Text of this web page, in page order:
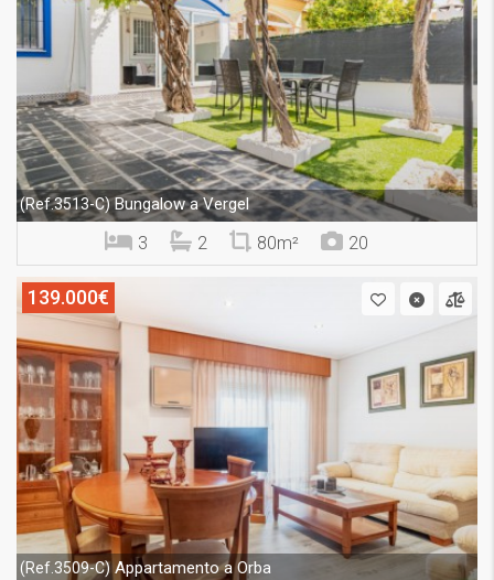
(Ref.3513-C)Bungalow a Vergel
3 2 80m² 20
139.000€
(Ref.3509-C)Appartamento a Orba